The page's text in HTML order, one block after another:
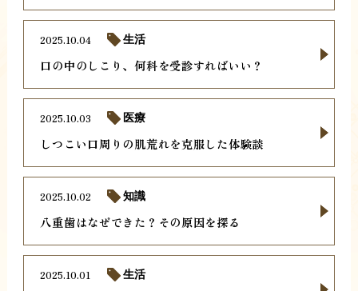
口の中のしこり、何科を受診すればいい？
2025.10.04 生活
しつこい口周りの肌荒れを克服した体験談
2025.10.03 医療
八重歯はなぜできた？その原因を探る
2025.10.02 知識
2025.10.01 生活